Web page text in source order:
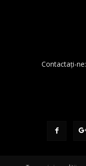
Contactați-ne: